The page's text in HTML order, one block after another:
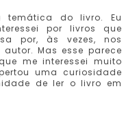
temática do livro. Eu
por livros que
por, às vezes, nos
Mas esse parece
me interessei muito
uma curiosidade
de ler o livro em